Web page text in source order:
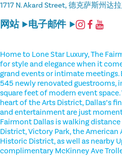
1717 N. Akard Street 德克萨斯州达
网站 电子邮件
Home to Lone Star Luxury, The
for style and elegance when it
grand events or intimate
545 newly renovated guestrooms,
square feet of modern event
heart of the Arts District, Dallas’s
and entertainment are just
Fairmont Dallas is walking
District, Victory Park, the American
Historic District, as well as nearby
complimentary McKinney Ave